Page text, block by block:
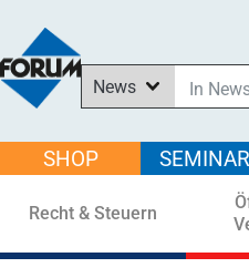
News
In Downloads
Im Shop suchen
In Seminaren
SHOP
Recht & Steuern